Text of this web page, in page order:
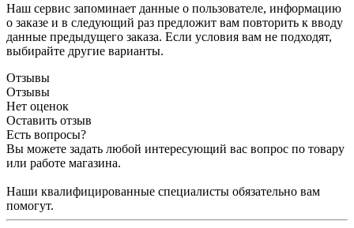
Наш сервис запоминает данные о пользователе, информацию
о заказе и в следующий раз предложит вам повторить к вводу
данные предыдущего заказа. Если условия вам не подходят,
выбирайте другие варианты.
Отзывы
Отзывы
Нет оценок
Оставить отзыв
Есть вопросы?
Вы можете задать любой интересующий вас вопрос по товару
или работе магазина.
Наши квалифицированные специалисты обязательно вам
помогут.